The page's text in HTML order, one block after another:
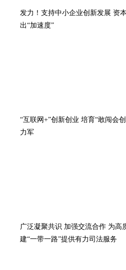
发力！支持中小企业创新发展 资
出“加速度”
“互联网+”创新创业 培育“敢闯会
力军
广泛凝聚共识 加强交流合作 为高
建“一带一路”提供有力司法服务